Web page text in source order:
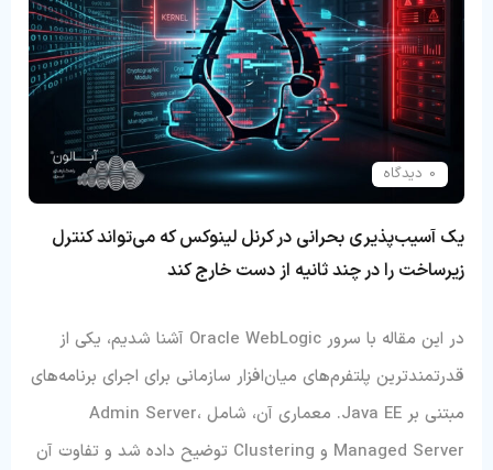
0 دیدگاه
یک آسیب‌پذیری بحرانی در کرنل لینوکس که می‌تواند کنترل
زیرساخت را در چند ثانیه از دست خارج کند
در این مقاله با سرور Oracle WebLogic آشنا شدیم، یکی از
قدرتمندترین پلتفرم‌های میان‌افزار سازمانی برای اجرای برنامه‌های
مبتنی بر Java EE. معماری آن، شامل Admin Server،
Managed Server و Clustering توضیح داده شد و تفاوت آن